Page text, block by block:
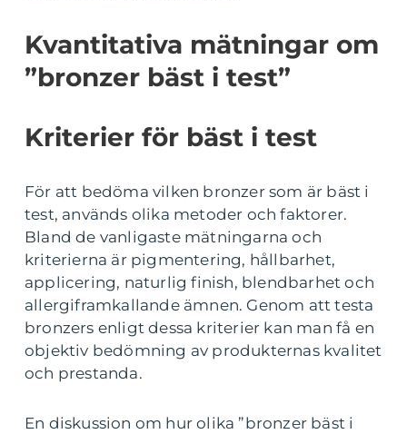
Kvantitativa mätningar om
”bronzer bäst i test”
Kriterier för bäst i test
För att bedöma vilken bronzer som är bäst i
test, används olika metoder och faktorer.
Bland de vanligaste mätningarna och
kriterierna är pigmentering, hållbarhet,
applicering, naturlig finish, blendbarhet och
allergiframkallande ämnen. Genom att testa
bronzers enligt dessa kriterier kan man få en
objektiv bedömning av produkternas kvalitet
och prestanda.
En diskussion om hur olika ”bronzer bäst i